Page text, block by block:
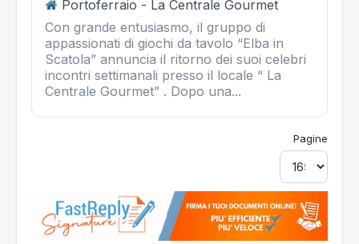
Portoferraio - La Centrale Gourmet
Con grande entusiasmo, il gruppo di
appassionati di giochi da tavolo “Elba in
Scatola” annuncia il ritorno dei suoi celebri
incontri settimanali presso il locale “ La
Centrale Gourmet” . Dopo una...
Pagine